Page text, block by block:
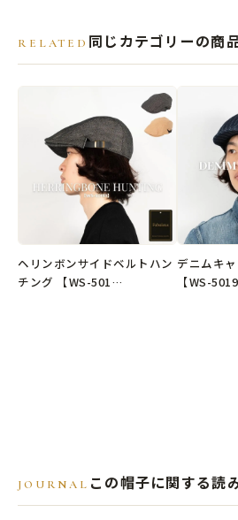
●サイズ
帽子の高さ(被り深さ)：約11cm
ツバ：約6.5cm
本体：綿 100%
韓国製
RELATED 同じカテゴリーの商
ヘリンボンサイドベルトハン
チング 【WS-501…
デニムキ
【WS-
JOURNAL この帽子に関する読